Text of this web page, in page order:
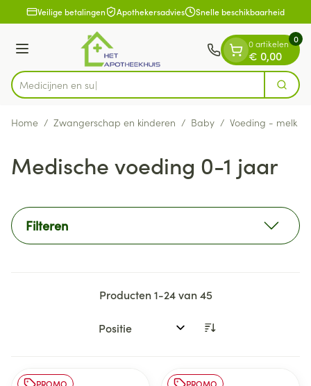
Ga naar de inhoud
1 van 1Veilige betalingen Apothekersadvies Snelle beschikbaarheid
Menu
Product, merk, categorie... Zoek
0 artikelen
€ 0,00
0
Home / Zwangerschap en kinderen / Baby / Voeding - melk
Medische voeding 0-1 jaar
Filteren
Producten1-24van45
Sorteer op:
PROMO PROMO